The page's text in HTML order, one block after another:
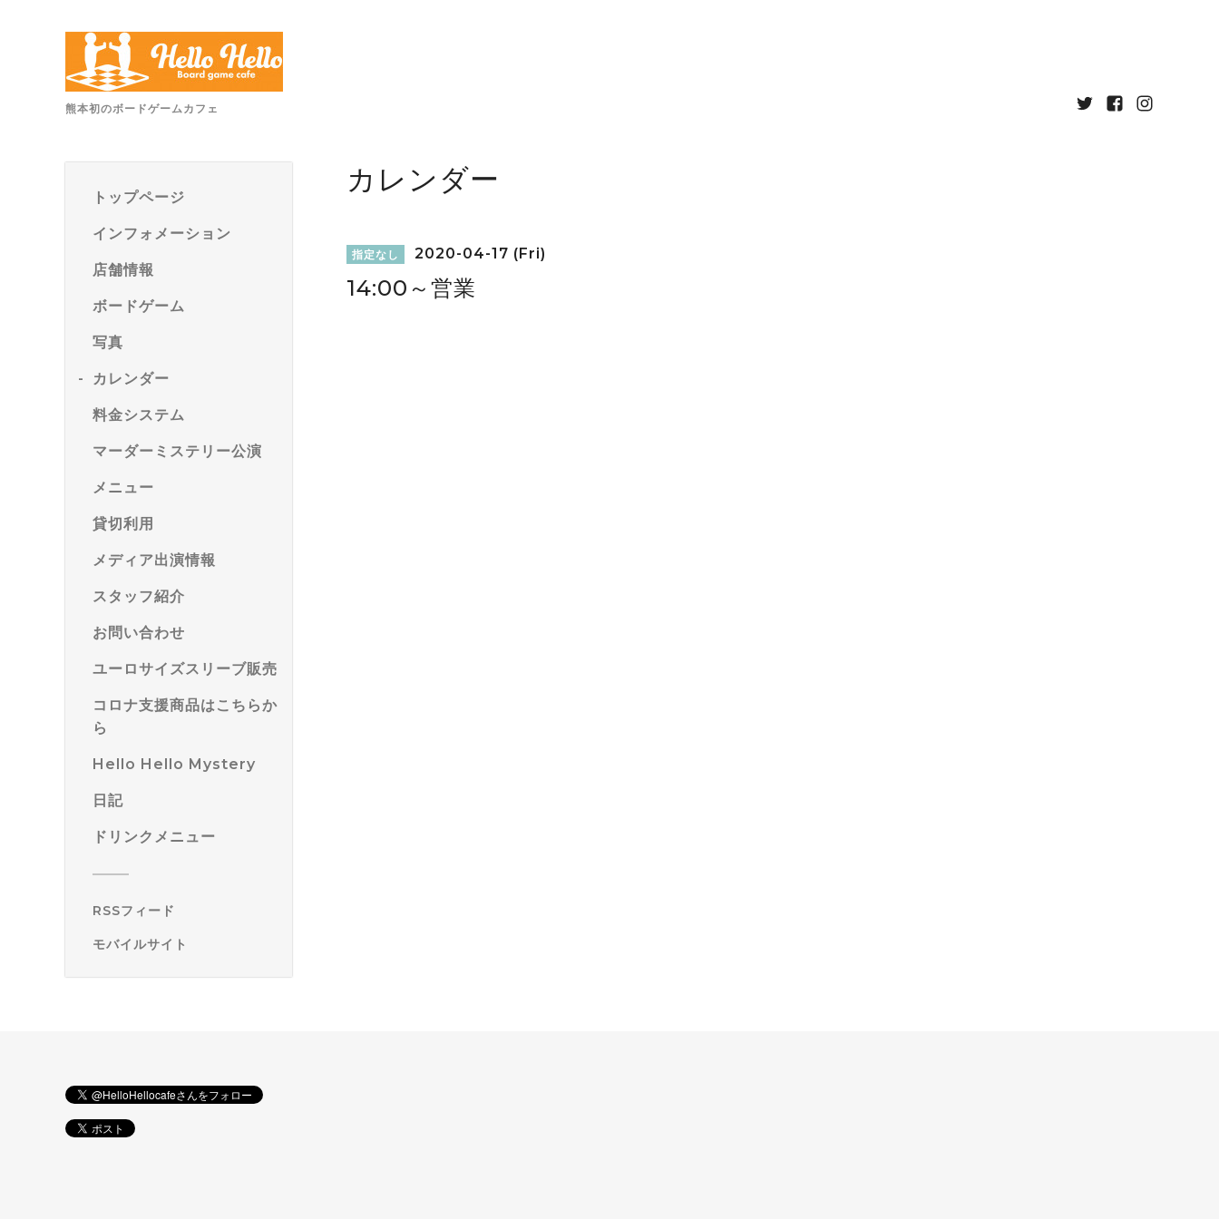
熊本初のボードゲームカフェ
トップページ
インフォメーション
店舗情報
ボードゲーム
写真
カレンダー
料金システム
マーダーミステリー公演
メニュー
貸切利用
メディア出演情報
スタッフ紹介
お問い合わせ
ユーロサイズスリーブ販売
コロナ支援商品はこちらか
ら
Hello Hello Mystery
日記
ドリンクメニュー
RSSフィード
モバイルサイト
カレンダー
指定なし 2020-04-17 (Fri)
14:00～営業